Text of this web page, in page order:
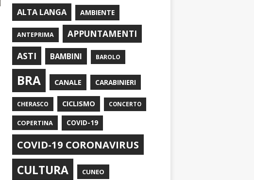
ALTA LANGA AMBIENTE
ANTEPRIMA
APPUNTAMENTI
ASTI
BAMBINI BAROLO
BRA CANALE CARABINIERI
CHERASCO CICLISMO CONCERTO
COPERTINA COVID-19
COVID-19 CORONAVIRUS
CULTURA CUNEO